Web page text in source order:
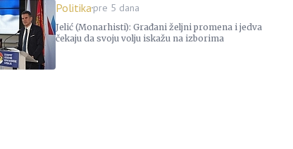
Politikapre 5 dana
Jelić (Monarhisti): Građani željni promena i jedva
čekaju da svoju volju iskažu na izborima